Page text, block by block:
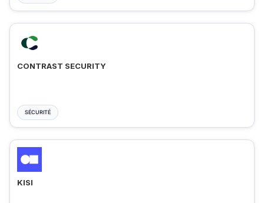
CONTRAST SECURITY
SÉCURITÉ
KISI